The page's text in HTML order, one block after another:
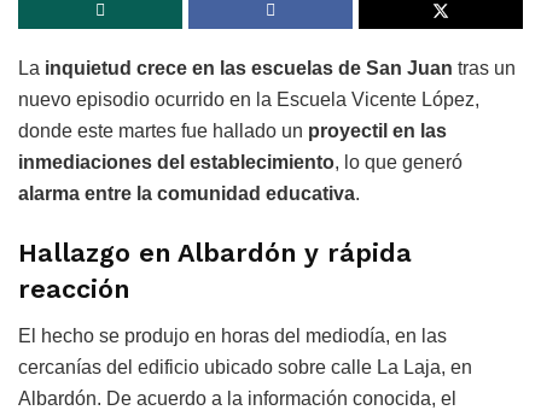
La inquietud crece en las escuelas de San Juan tras un
nuevo episodio ocurrido en la Escuela Vicente López,
donde este martes fue hallado un proyectil en las
inmediaciones del establecimiento, lo que generó
alarma entre la comunidad educativa.
Hallazgo en Albardón y rápida
reacción
El hecho se produjo en horas del mediodía, en las
cercanías del edificio ubicado sobre calle La Laja, en
Albardón. De acuerdo a la información conocida, el